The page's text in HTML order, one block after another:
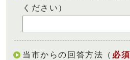
ください）
当市からの回答方法 （ 必須